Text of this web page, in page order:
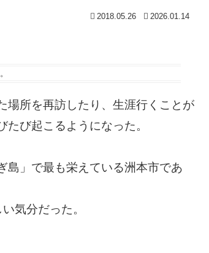
2018.05.26 2026.01.14
場所を再訪したり、生涯行くことが
び起こるようになった。
島」で最も栄えている洲本市であ
気分だった。